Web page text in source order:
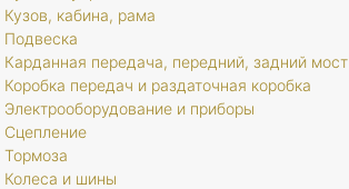
Кузов, кабина, рама
Подвеска
Карданная передача, передний, задний мост
Коробка передач и раздаточная коробка
Электрооборудование и приборы
Сцепление
Тормоза
Колеса и шины